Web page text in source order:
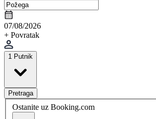
07/08/2026
+ Povratak
1 Putnik
Pretraga
Ostanite uz Booking.com